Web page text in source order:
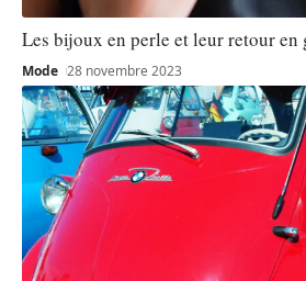
Les bijoux en perle et leur retour en
Mode 28 novembre 2023